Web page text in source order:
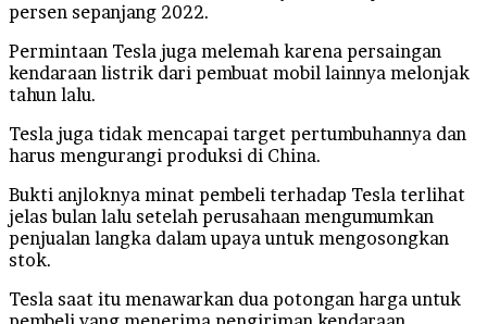
persen sepanjang 2022.
Permintaan Tesla juga melemah karena persaingan
kendaraan listrik dari pembuat mobil lainnya melonjak
tahun lalu.
Tesla juga tidak mencapai target pertumbuhannya dan
harus mengurangi produksi di China.
Bukti anjloknya minat pembeli terhadap Tesla terlihat
jelas bulan lalu setelah perusahaan mengumumkan
penjualan langka dalam upaya untuk mengosongkan
stok.
Tesla saat itu menawarkan dua potongan harga untuk